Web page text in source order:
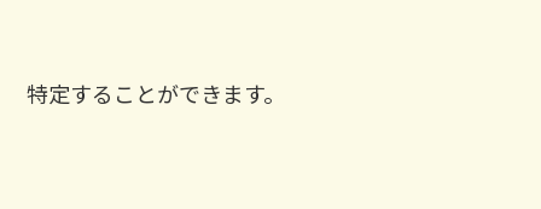
特定することができます。